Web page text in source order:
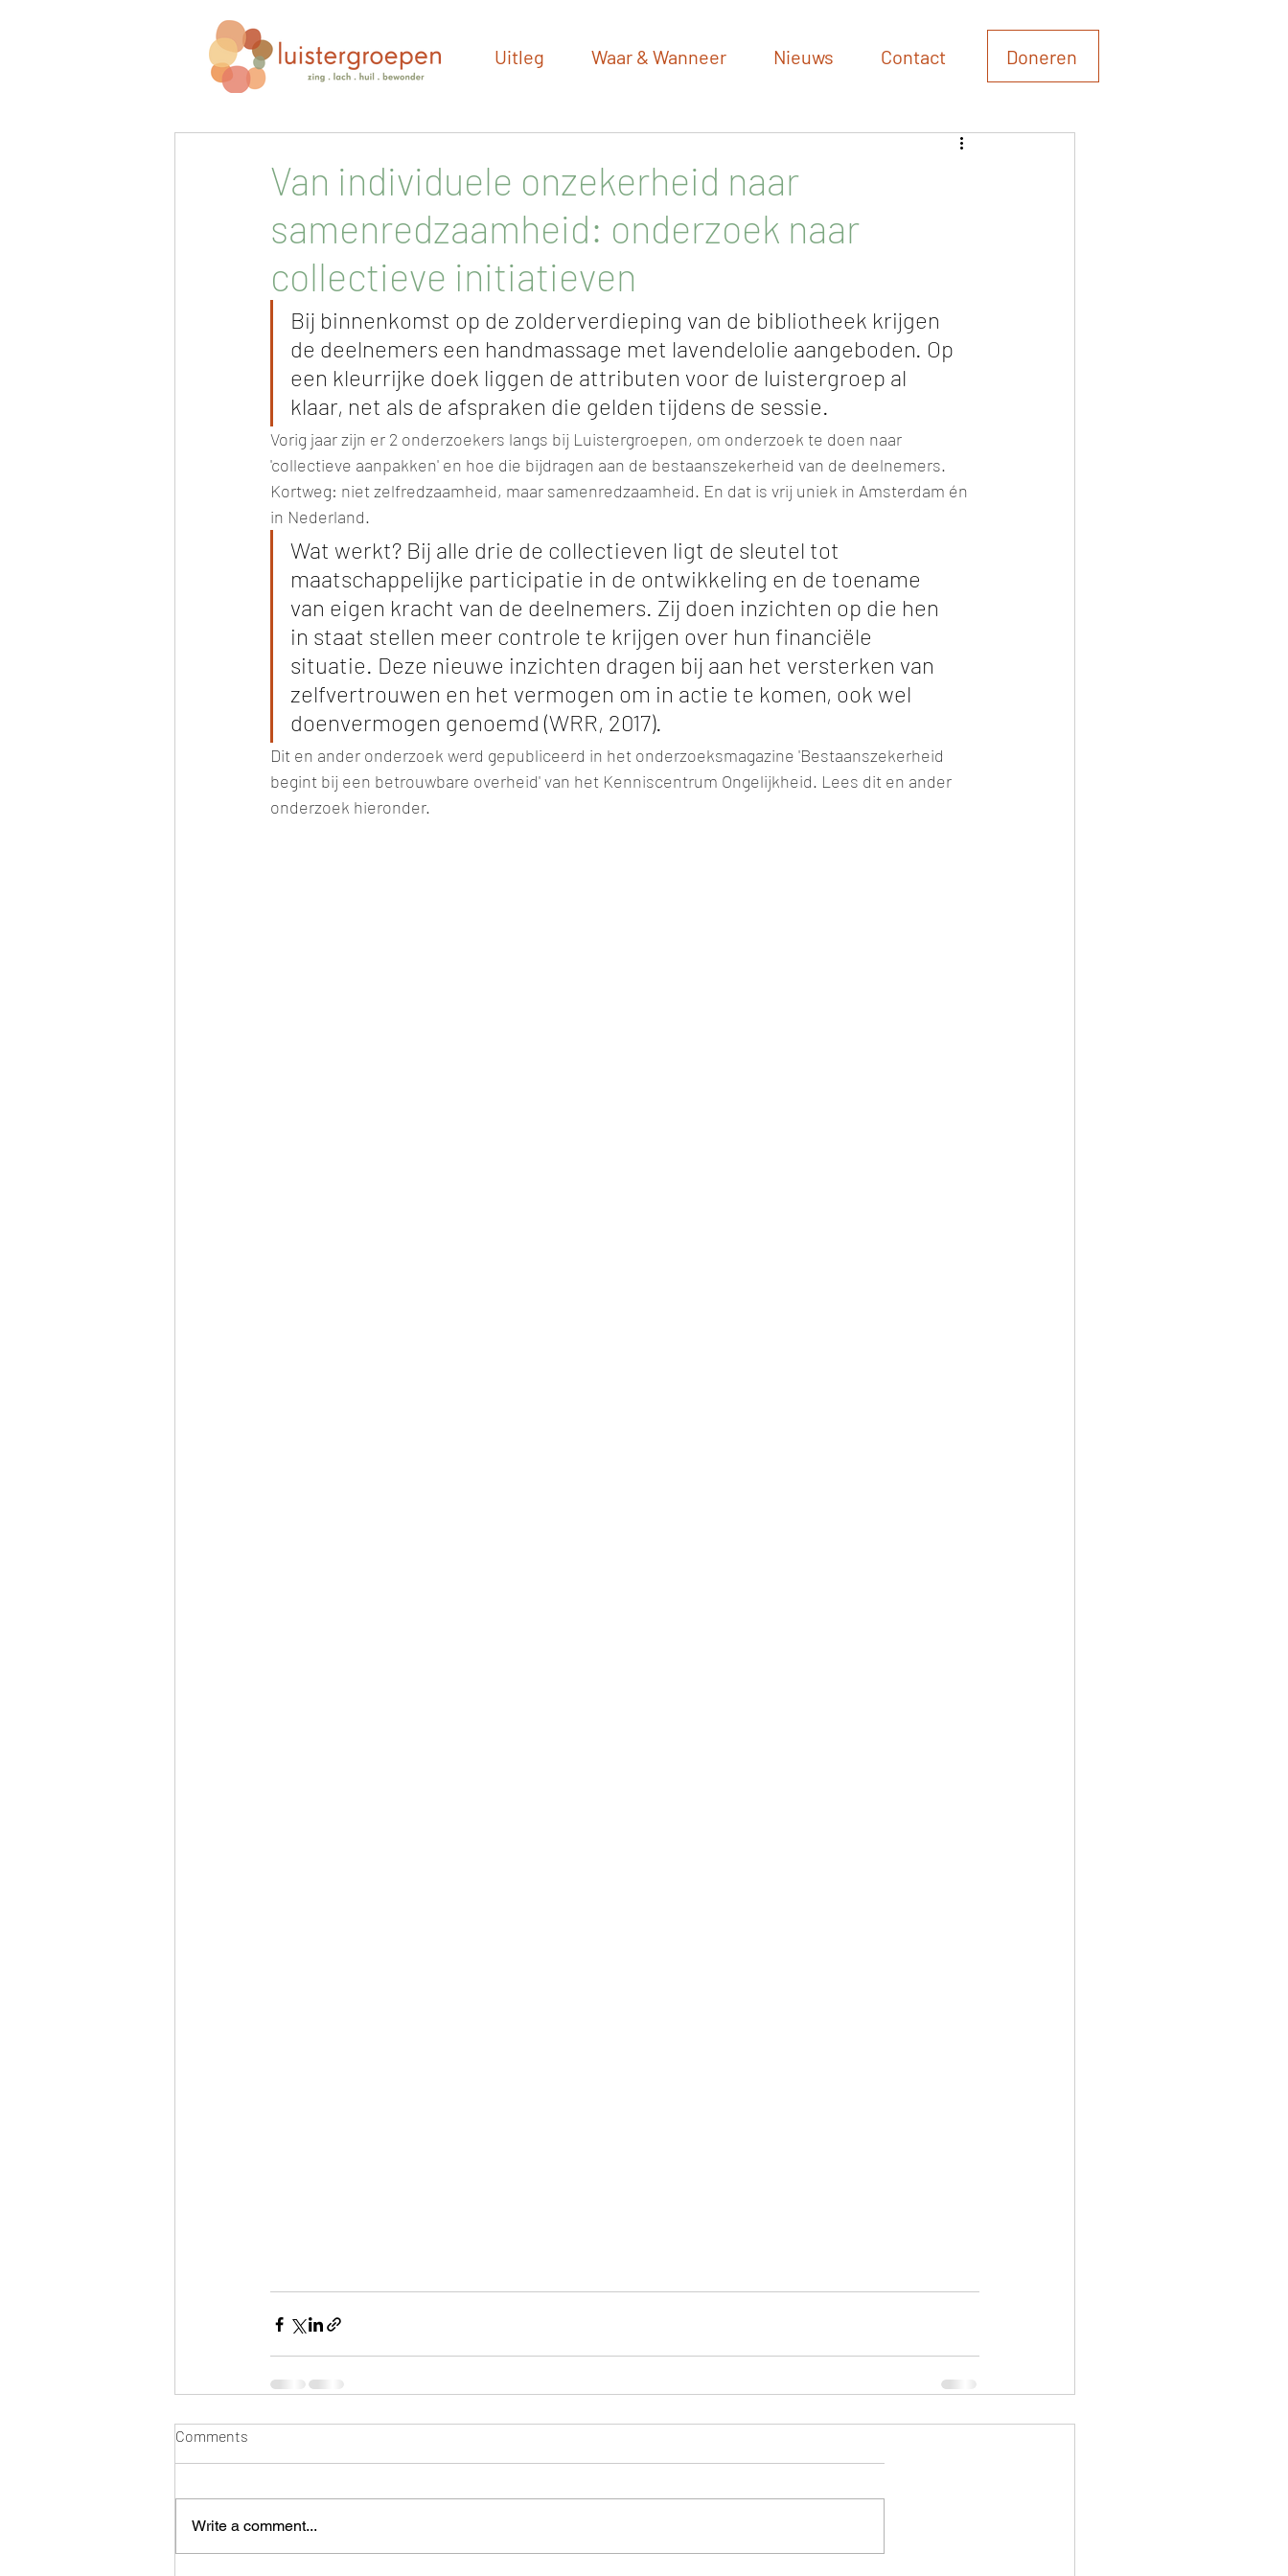
Uitleg Waar & Wanneer Nieuws Contact Doneren
Van individuele onzekerheid naar
samenredzaamheid: onderzoek naar
collectieve initiatieven
Bij binnenkomst op de zolderverdieping van de bibliotheek krijgen
de deelnemers een handmassage met lavendelolie aangeboden. Op
een kleurrijke doek liggen de attributen voor de luistergroep al
klaar, net als de afspraken die gelden tijdens de sessie.
Vorig jaar zijn er 2 onderzoekers langs bij Luistergroepen, om onderzoek te doen naar
'collectieve aanpakken' en hoe die bijdragen aan de bestaanszekerheid van de deelnemers.
Kortweg: niet zelfredzaamheid, maar samenredzaamheid. En dat is vrij uniek in Amsterdam én
in Nederland.
Wat werkt? Bij alle drie de collectieven ligt de sleutel tot
maatschappelijke participatie in de ontwikkeling en de toename
van eigen kracht van de deelnemers. Zij doen inzichten op die hen
in staat stellen meer controle te krijgen over hun financiële
situatie. Deze nieuwe inzichten dragen bij aan het versterken van
zelfvertrouwen en het vermogen om in actie te komen, ook wel
doenvermogen genoemd (WRR, 2017).
Dit en ander onderzoek werd gepubliceerd in het onderzoeksmagazine 'Bestaanszekerheid
begint bij een betrouwbare overheid' van het Kenniscentrum Ongelijkheid. Lees dit en ander
onderzoek hieronder.
Comments
Write a comment...